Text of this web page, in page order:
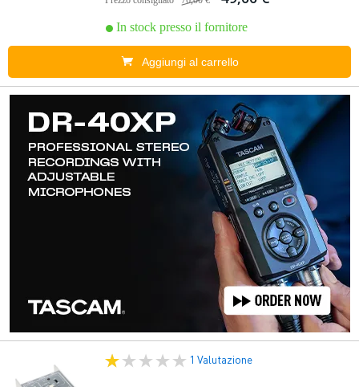
In stock presso il fornitore
Aggiungi al carrello
1 Valutazione